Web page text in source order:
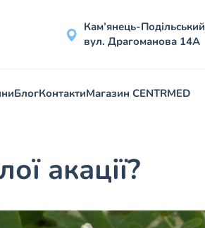
Кам’янець-Подільський
вул. Драгоманова 14А
БлогКонтактиМагазин CENTRMED
акації?